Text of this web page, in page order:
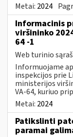
Metai: 2024
Informacinis
viršininko
64 -1
Web turinio
Informuojame
inspekcijos prie
ministerijos
VA-64, kuriuo
Metai: 2024
Patikslinti
paramai